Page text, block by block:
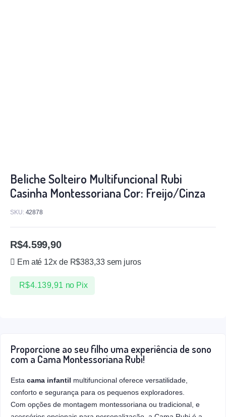
Beliche Solteiro Multifuncional Rubi
Casinha Montessoriana Cor: Freijo/Cinza
SKU: 42878
R$4.599,90
Em até 12x de R$383,33sem juros
R$4.139,91 no Pix
Proporcione ao seu filho uma experiência de sono
com a Cama Montessoriana Rubi!
Esta cama infantil multifuncional oferece versatilidade,
conforto e segurança para os pequenos exploradores.
Com opções de montagem montessoriana ou tradicional, e